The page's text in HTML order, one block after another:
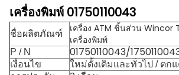
เครื่องพิมพ์ 01750110043
ชื่อผลิตภัณฑ์
เครื่อง ATM ชิ้นส่วน Wincor
เครื่องพิมพ์
P / N 01750110043/
เงื่อนไข
ใหม่ดั้งเดิมและทั่วไป / ตก